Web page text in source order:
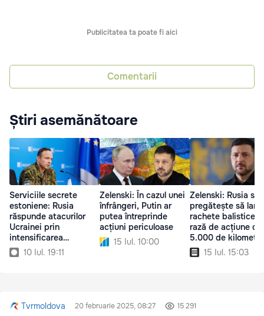
Publicitatea ta poate fi aici
Comentarii
Știri asemănătoare
Serviciile secrete
estoniene: Rusia
răspunde atacurilor
Ucrainei prin
intensificarea
războiului
informațional
10 Iul. 19:11
Zelenski: În cazul unei
înfrângeri, Putin ar
putea întreprinde
acțiuni periculoase
15 Iul. 10:00
Zelenski: Rusia se
pregătește să
rachete balistice
rază de acțiune de
5.000 de kilometri
15 Iul. 15:03
Tvrmoldova 20 februarie 2025, 08:27 15 291